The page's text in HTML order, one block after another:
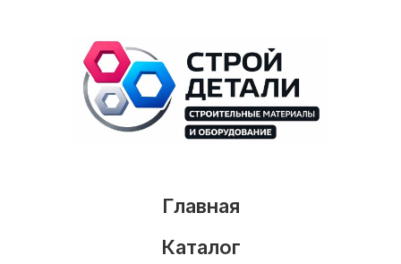
Главная
Каталог